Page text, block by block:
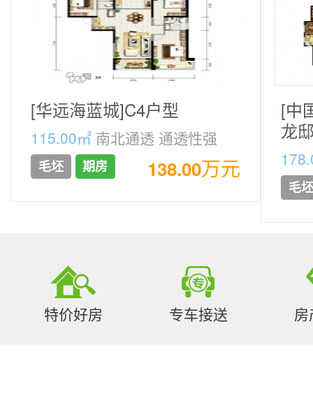
[华远海蓝城]C4户型
115.00㎡ 南北通透 通透性强
毛坯 期房 138.00万元
[中
龙
正毛坯
特价好房 专车接送